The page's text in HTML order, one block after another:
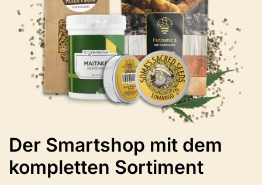
auf
der
Produktseite
ausgewählt
werden.
Der Smartshop mit dem
kompletten Sortiment